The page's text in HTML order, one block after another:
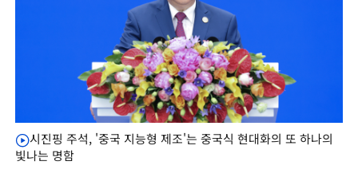
시진핑 주석, '중국 지능형 제조'는 중국식 현대화의 또 하나의
빛나는 명함